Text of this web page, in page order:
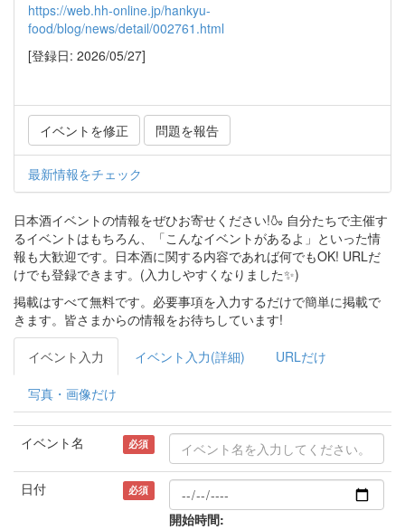
https://web.hh-online.jp/hankyu-
food/blog/news/detail/002761.html
[登録日: 2026/05/27]
イベントを修正 問題を報告
最新情報をチェック
日本酒イベントの情報をぜひお寄せください!🍶 自分たちで主催す
るイベントはもちろん、「こんなイベントがあるよ」といった情
報も大歓迎です。日本酒に関する内容であれば何でもOK! URLだ
けでも登録できます。(入力しやすくなりました✨)
掲載はすべて無料です。必要事項を入力するだけで簡単に掲載で
きます。皆さまからの情報をお待ちしています!
イベント入力 イベント入力(詳細) URLだけ
写真・画像だけ
イベント名 必須
日付 必須
開始時間: